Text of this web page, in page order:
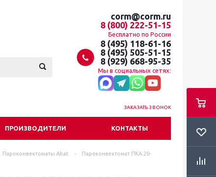
corm@corm.ru
8 (800) 222-51-15
Бесплатно по России
8 (495) 118-61-16
8 (495) 505-51-15
8 (929) 668-95-35
Мы в социальных сетях:
ЗАКАЗАТЬ ЗВОНОК
ПРОИЗВОДИТЕЛИ КОНТАКТЫ
Пароконвектоматы Abat -
Пароконвектомат ПКА 20-